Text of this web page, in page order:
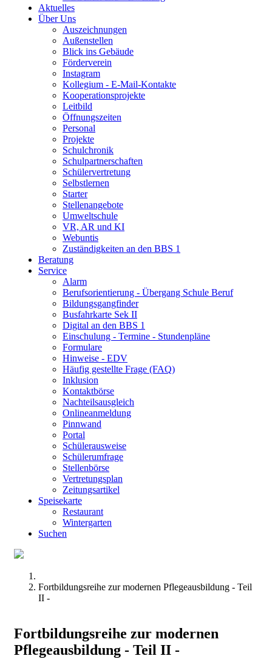
Aktuelles
Über Uns
Auszeichnungen
Außenstellen
Blick ins Gebäude
Förderverein
Instagram
Kollegium - E-Mail-Kontakte
Kooperationsprojekte
Leitbild
Öffnungszeiten
Personal
Projekte
Schulchronik
Schulpartnerschaften
Schülervertretung
Selbstlernen
Starter
Stellenangebote
Umweltschule
VR, AR und KI
Webuntis
Zuständigkeiten an den BBS 1
Beratung
Service
Alarm
Berufsorientierung - Übergang Schule Beruf
Bildungsgangfinder
Busfahrkarte Sek II
Digital an den BBS 1
Einschulung - Termine - Stundenpläne
Formulare
Hinweise - EDV
Häufig gestellte Frage (FAQ)
Inklusion
Kontaktbörse
Nachteilsausgleich
Onlineanmeldung
Pinnwand
Portal
Schülerausweise
Schülerumfrage
Stellenbörse
Vertretungsplan
Zeitungsartikel
Speisekarte
Restaurant
Wintergarten
Suchen
Fortbildungsreihe zur modernen Pflegeausbildung - Teil
II -
Fortbildungsreihe zur modernen
Pflegeausbildung - Teil II -